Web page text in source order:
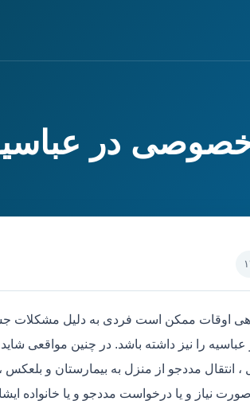
خصوصی در
اوقات ممکن است فردی به دلیل مشکلات
را نیز داشته باشد. در چنین مواقعی شاید
، انتقال مددجو از منزل به بیمارستان و
نیاز و یا درخواست مددجو و یا خانواده